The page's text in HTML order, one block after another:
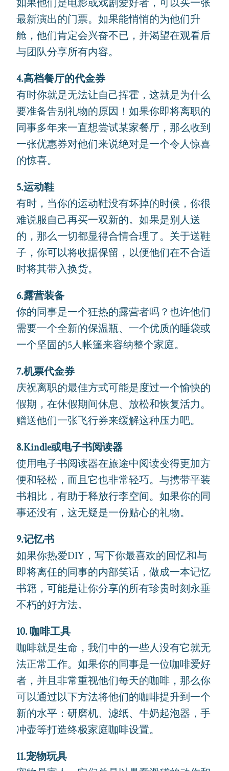
如果他们是电影或戏剧爱好者，可以买一张
最新演出的门票。如果能悄悄的为他们升
舱，他们肯定会兴奋不已，并渴望在观看后
与团队分享所有内容。
4.高档餐厅的代金券
有时你就是无法让自己挥霍，这就是为什么
要准备告别礼物的原因！如果你即将离职的
同事多年来一直想尝试某家餐厅，那么收到
一张优惠券对他们来说绝对是一个令人惊喜
的惊喜。
5.运动鞋
有时，当你的运动鞋没有坏掉的时候，你很
难说服自己再买一双新的。如果是别人送
的，那么一切都显得合情合理了。关于送鞋
子，你可以将收据保留，以便他们在不合适
时将其带入换货。
6.露营装备
你的同事是一个狂热的露营者吗？也许他们
需要一个全新的保温瓶、一个优质的睡袋或
一个坚固的5人帐篷来容纳整个家庭。
7.机票代金券
庆祝离职的最佳方式可能是度过一个愉快的
假期，在休假期间休息、放松和恢复活力。
赠送他们一张飞行券来缓解这种压力吧。
8.Kindle或电子书阅读器
使用电子书阅读器在旅途中阅读变得更加方
便和轻松，而且它也非常轻巧。与携带平装
书相比，有助于释放行李空间。如果你的同
事还没有，这无疑是一份贴心的礼物。
9.记忆书
如果你热爱DIY，写下你最喜欢的回忆和与
即将离任的同事的内部笑话，做成一本记忆
书籍，可能是让你分享的所有珍贵时刻永垂
不朽的好方法。
10. 咖啡工具
咖啡就是生命，我们中的一些人没有它就无
法正常工作。如果你的同事是一位咖啡爱好
者，并且非常重视他们每天的咖啡，那么你
可以通过以下方法将他们的咖啡提升到一个
新的水平：研磨机、滤纸、牛奶起泡器，手
冲壶等打造终极家庭咖啡设置。
11.宠物玩具